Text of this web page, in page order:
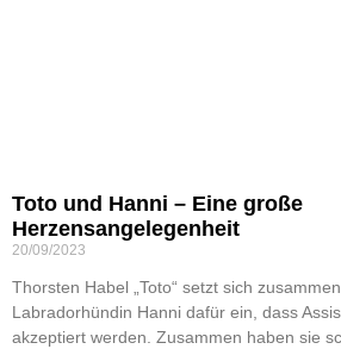
Toto und Hanni – Eine große
Herzensangelegenheit
20/09/2023
Thorsten Habel „Toto“ setzt sich
Labradorhündin Hanni dafür ein, dass
akzeptiert werden. Zusammen haben sie